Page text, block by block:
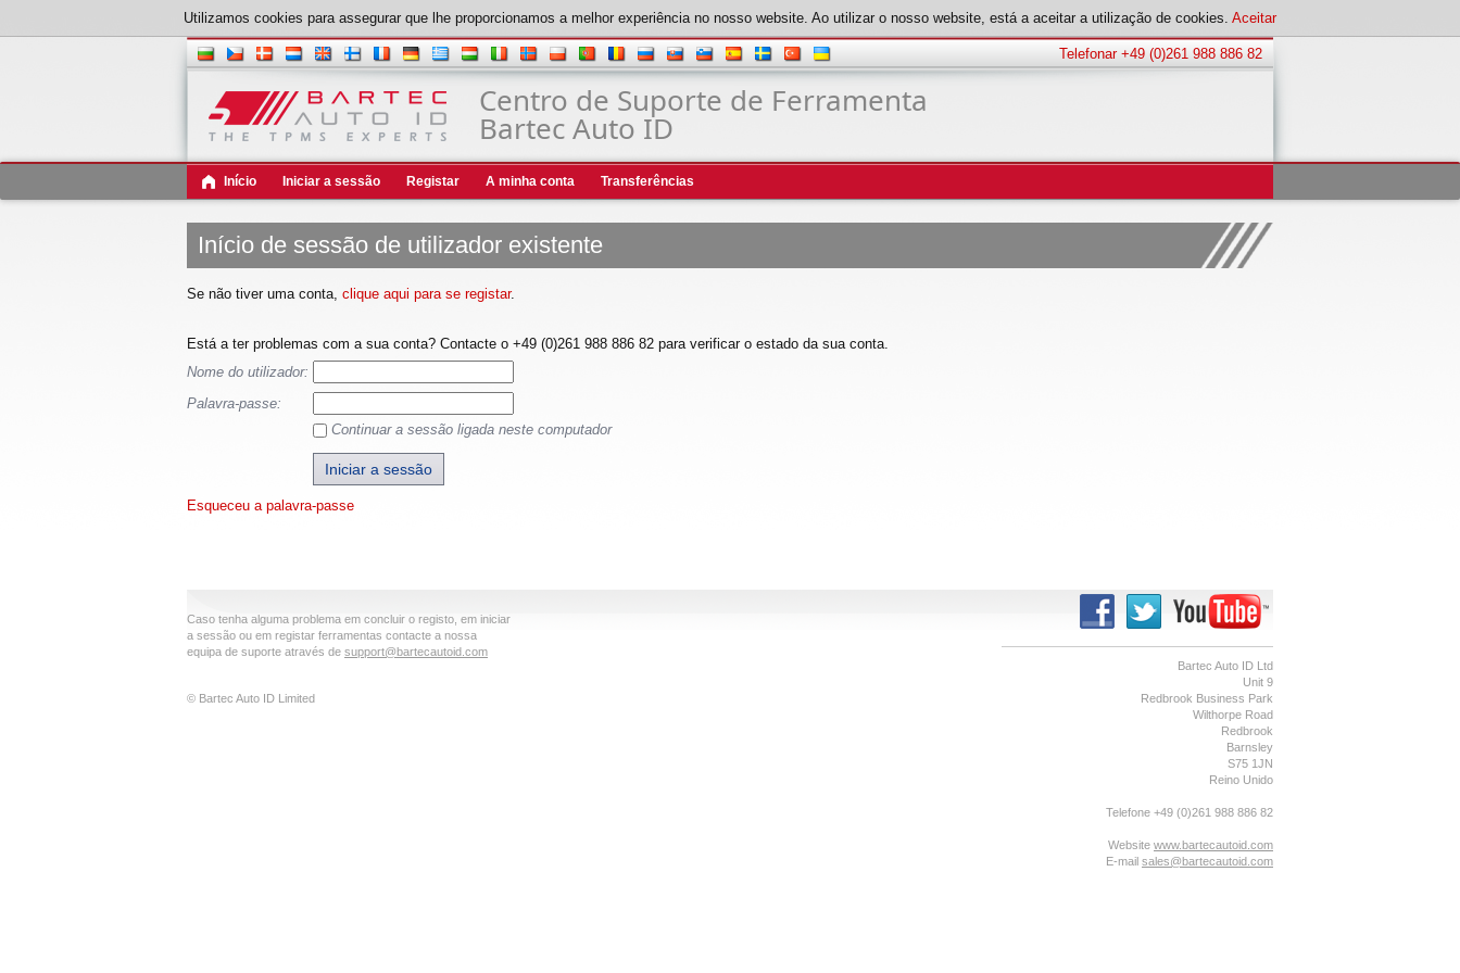
Utilizamos cookies para assegurar que lhe proporcionamos a melhor experiência no nosso website. Ao utilizar o nosso website, está a aceitar a utilização de cookies. Aceitar
Telefonar +49 (0)261 988 886 82
Centro de Suporte de Ferramenta
Bartec Auto ID
Início Iniciar a sessão Registar A minha conta Transferências
Início de sessão de utilizador existente
Se não tiver uma conta, clique aqui para se registar.
Está a ter problemas com a sua conta? Contacte o +49 (0)261 988 886 82 para verificar o estado da sua conta.
Nome do utilizador:
Palavra-passe:
Continuar a sessão ligada neste computador
Esqueceu a palavra-passe
Caso tenha alguma problema em concluir o registo, em iniciar
a sessão ou em registar ferramentas contacte a nossa
equipa de suporte através de support@bartecautoid.com
© Bartec Auto ID Limited
Bartec Auto ID Ltd
Unit 9
Redbrook Business Park
Wilthorpe Road
Redbrook
Barnsley
S75 1JN
Reino Unido
Telefone +49 (0)261 988 886 82
Website www.bartecautoid.com
E-mail sales@bartecautoid.com